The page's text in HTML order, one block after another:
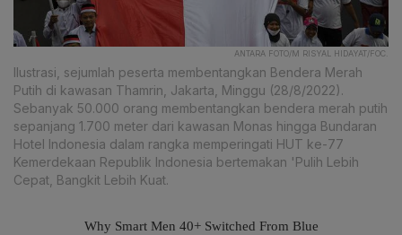
ANTARA FOTO/M RISYAL HIDAYAT/FOC.
Ilustrasi, sejumlah peserta membentangkan Bendera Merah
Putih di kawasan Thamrin, Jakarta, Minggu (28/8/2022).
Sebanyak 50.000 orang membentangkan bendera merah putih
sepanjang 1.700 meter dari kawasan Monas hingga Bundaran
Hotel Indonesia dalam rangka memperingati HUT ke-77
Kemerdekaan Republik Indonesia bertemakan 'Pulih Lebih
Cepat, Bangkit Lebih Kuat.